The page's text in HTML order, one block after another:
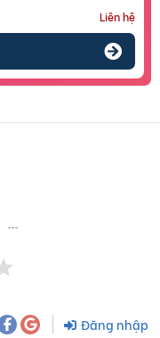
Liên hệ
Đăng nhập